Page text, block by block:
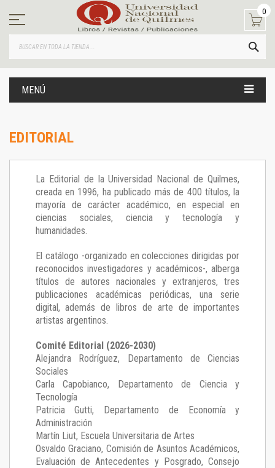
contenido
0
MENÚ
EDITORIAL
La Editorial de la Universidad Nacional de Quilmes,
creada en 1996, ha publicado más de 400 títulos, la
mayoría de carácter académico, en especial en
ciencias sociales, ciencia y tecnología y
humanidades.
El catálogo -organizado en colecciones dirigidas por
reconocidos investigadores y académicos-, alberga
títulos de autores nacionales y extranjeros, tres
publicaciones académicas periódicas, una serie
digital, además de libros de arte de importantes
artistas argentinos.
Comité Editorial (2026-2030)
Alejandra Rodríguez, Departamento de Ciencias
Sociales
Carla Capobianco, Departamento de Ciencia y
Tecnología
Patricia Gutti, Departamento de Economía y
Administración
Martín Liut, Escuela Universitaria de Artes
Osvaldo Graciano, Comisión de Asuntos Académicos,
Evaluación de Antecedentes y Posgrado, Consejo